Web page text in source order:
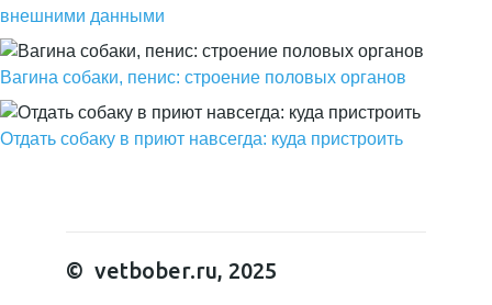
внешними данными
Вагина собаки, пенис: строение половых органов
Отдать собаку в приют навсегда: куда пристроить
© vetbober.ru, 2025